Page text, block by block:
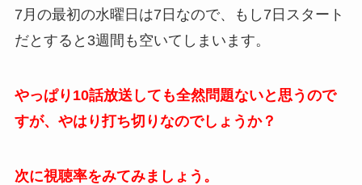
7月の最初の水曜日は7日なので、もし7日スタート
だとすると3週間も空いてしまいます。
やっぱり10話放送しても全然問題ないと思うので
すが、やはり打ち切りなのでしょうか？
次に視聴率をみてみましょう。